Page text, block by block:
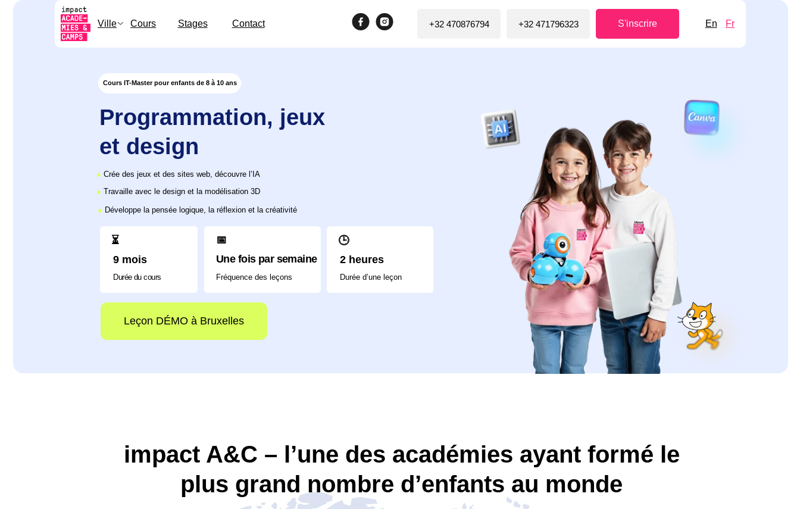
+32 470876794 +32 471796323
Contact
Stages S'inscrire En Fr
Ville Cours
Programmation, jeux
et design
⏳
9 mois
📅
Durée d’une leçon
2 heures
Développe la pensée logique, la réflexion et la créativité
Travaille avec le design et la modélisation 3D
Crée des jeux et des sites web, découvre l’IA
Cours IT-Master pour enfants de 8 à 10 ans
impact A&C – l’une des académies ayant formé le
plus grand nombre d’enfants au monde